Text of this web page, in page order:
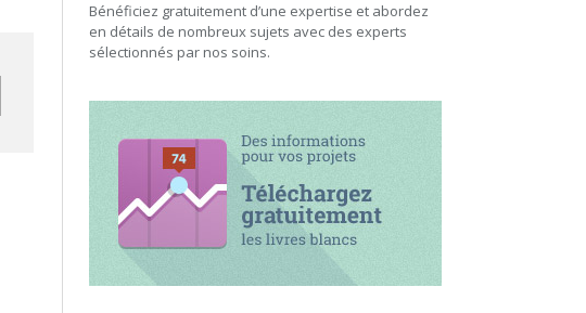
Bénéficiez gratuitement d’une expertise et abordez
en détails de nombreux sujets avec des experts
sélectionnés par nos soins.